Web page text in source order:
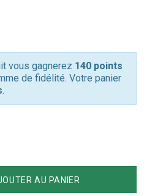
vous gagnerez 140 points
de fidélité. Votre panier
.
AU PANIER